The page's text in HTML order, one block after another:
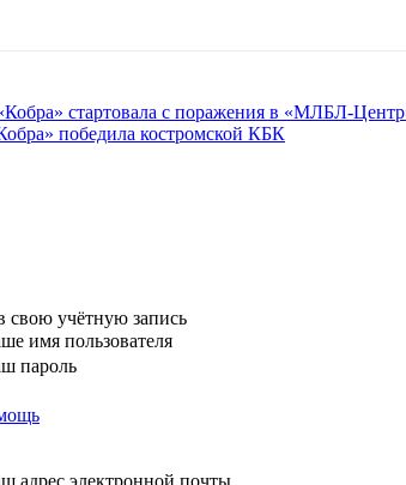
стартовала с поражения в «МЛБЛ-
победила костромской КБК
свою учётную запись
имя пользователя
пароль
адрес электронной почты